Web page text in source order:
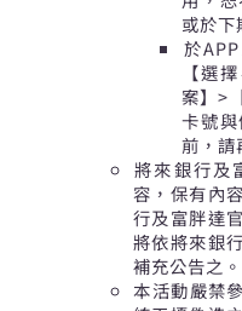
或於下
於
【選
案】>
卡號
前，請
將來銀行及
容，保有內
行及富胖達
將依將來銀
補充公告之。
本活動嚴禁